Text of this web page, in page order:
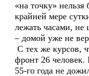
«на точку»
крайней мере
лежать часами, не
– домой уже не
С тех же курсов,
фронт 26 человек.
55-го года не